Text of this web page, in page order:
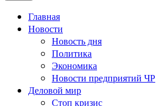
Главная
Новости
Новость дня
Политика
Экономика
Новости предприятий ЧР
Деловой мир
Стоп кризис